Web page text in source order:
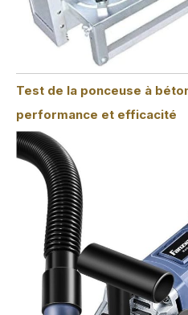
Test de la ponceuse à
performance et efficacité